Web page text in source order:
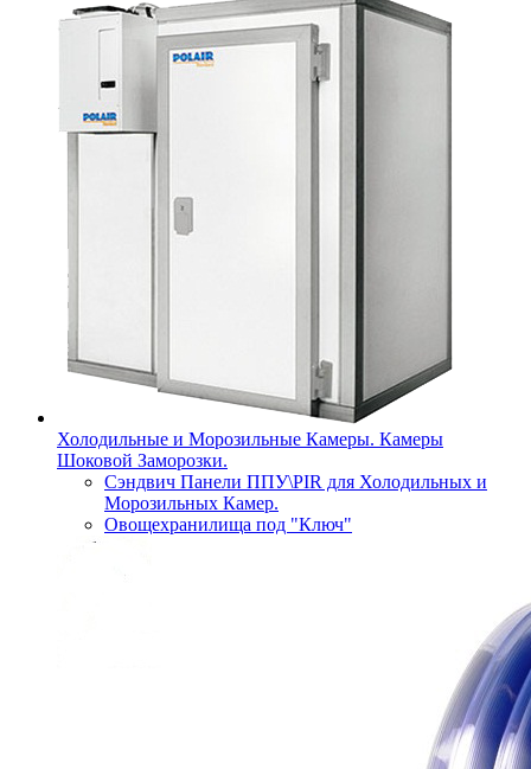
Холодильные и Морозильные Камеры. Камеры
Шоковой Заморозки.
Сэндвич Панели ППУ\PIR для Холодильных и
Морозильных Камер.
Овощехранилища под "Ключ"